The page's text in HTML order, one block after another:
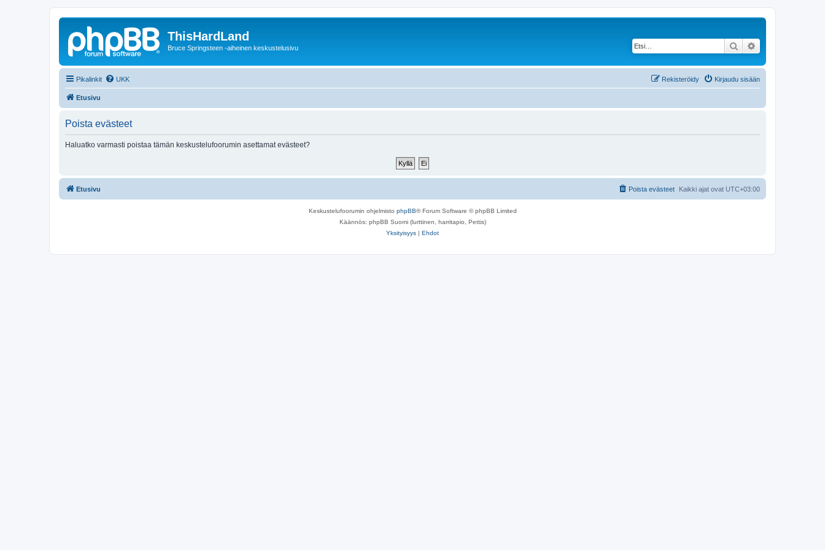
ThisHardLand
Bruce Springsteen -aiheinen keskustelusivu Etsi
Pikalinkit UKK Kirjaudu sisään
Rekisteröidy
Etusivu
Poista evästeet
Haluatko varmasti poistaa tämän keskustelufoorumin asettamat evästeet?
Etusivu Kaikki ajat ovat UTC+03:00
Poista evästeet
Keskustelufoorumin ohjelmisto phpBB® Forum Software © phpBB Limited
Käännös: phpBB Suomi (lurttinen, harritapio, Pettis)
Yksityisyys | Ehdot